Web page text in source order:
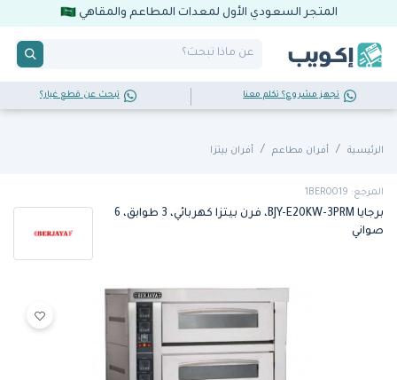
المتجر السعودي الأول لمعدات المطاعم والمقاهي
تجهز مشروع؟ تكلم معنا تبحث عن قطع غيار؟
الرئيسية أفران مطاعم أفران بيتزا
المرجع: 1BER0019
برجايا BJY-E20KW-3PRM، فرن بيتزا كهربائي، 3 طوابق، 6
صواني